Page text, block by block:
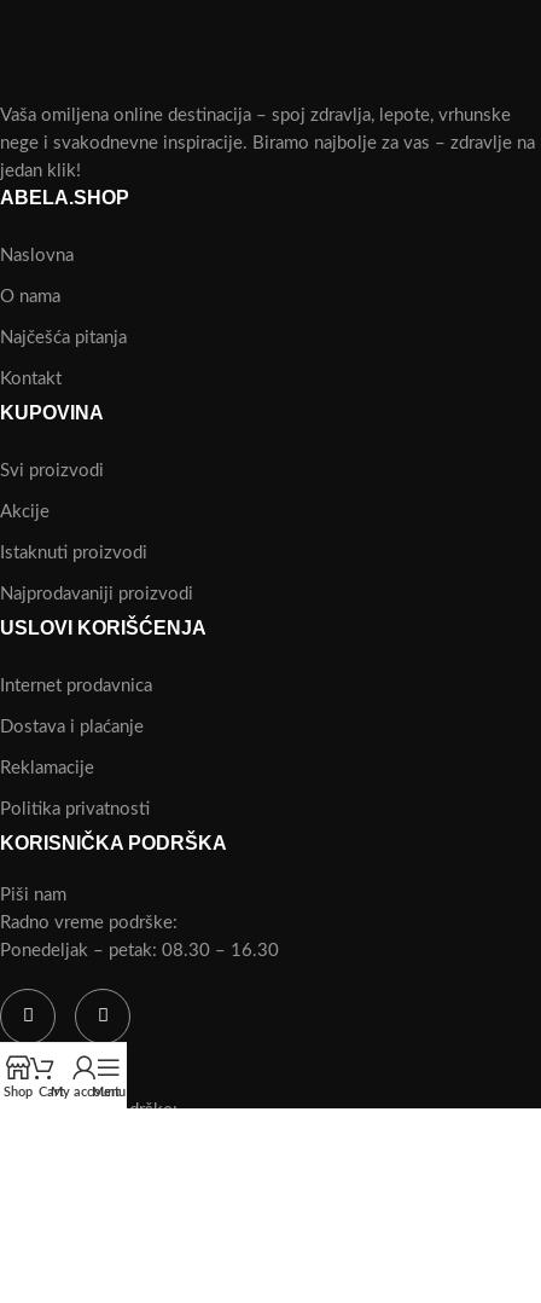
Vaša omiljena online destinacija – spoj zdravlja, lepote, vrhunske
nege i svakodnevne inspiracije. Biramo najbolje za vas – zdravlje na
jedan klik!
ABELA.SHOP
Naslovna
O nama
Najčešća pitanja
Kontakt
KUPOVINA
Svi proizvodi
Akcije
Istaknuti proizvodi
Najprodavaniji proizvodi
USLOVI KORIŠĆENJA
Internet prodavnica
Dostava i plaćanje
Reklamacije
Politika privatnosti
KORISNIČKA PODRŠKA
Piši nam
Radno vreme podrške:
Ponedeljak – petak: 08.30 – 16.30
Piši nam
Radno vreme podrške:
Shop CartMy account
Menu